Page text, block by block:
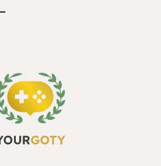
れた。10年以上にわたり、メックウォ
ことはなかった。私に出来たことは、
の最推し「MadCat」がヒロキくんの
と現在が繋がり――そして途絶えた。 🤖
日の後にPCゲーマーとなっていた私に、
。半ば無意識に、私はSteamストアに
」を打ち込んだ。 MechWarrior5。
いナンバリングが私の目に突き刺さっ
。前作メックウォーリア4の発売から実